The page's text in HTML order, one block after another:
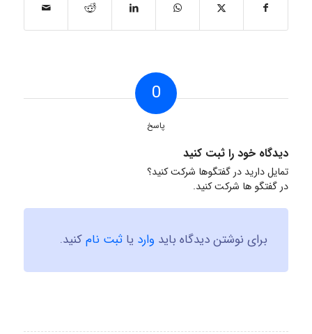
0
پاسخ
دیدگاه خود را ثبت کنید
تمایل دارید در گفتگوها شرکت کنید؟
در گفتگو ها شرکت کنید.
برای نوشتن دیدگاه باید وارد یا ثبت نامکنید.